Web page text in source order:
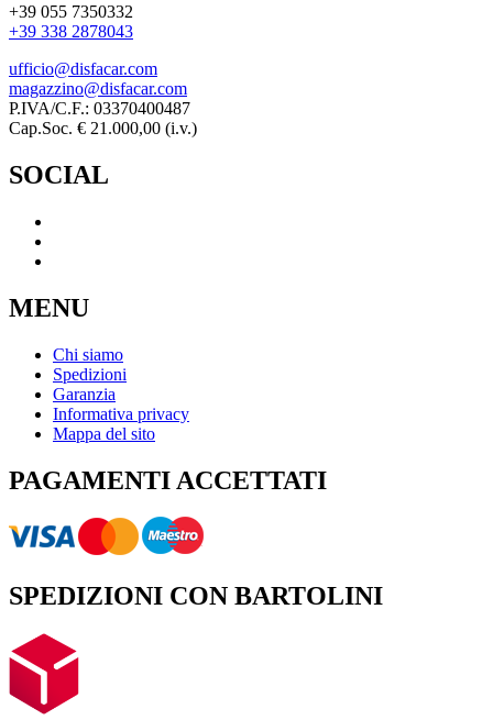
+39 055 7350332
+39 338 2878043
ufficio@disfacar.com
magazzino@disfacar.com
P.IVA/C.F.: 03370400487
Cap.Soc. € 21.000,00 (i.v.)
SOCIAL
MENU
Chi siamo
Spedizioni
Garanzia
Informativa privacy
Mappa del sito
PAGAMENTI ACCETTATI
SPEDIZIONI CON BARTOLINI